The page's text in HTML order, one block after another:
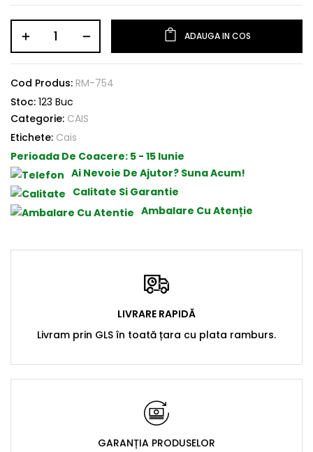
ADAUGA IN COS
Cod Produs: RM-754
Stoc: 123 Buc
Categorie: CAIS
Etichete: Cais
Perioada De Coacere: 5 - 15 Iunie
Ai Nevoie De Ajutor? Suna Acum!
Calitate Si Garantie
Ambalare Cu Atenție
LIVRARE RAPIDĂ
Livram prin GLS în toată țara cu plata ramburs.
GARANȚIA PRODUSELOR